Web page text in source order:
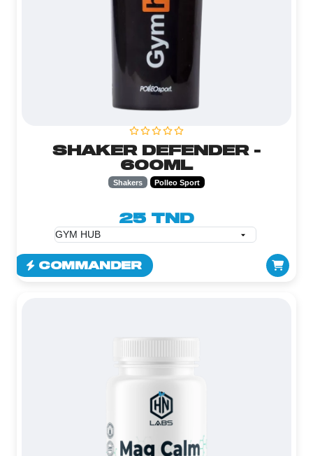
SHAKER DEFENDER -
600ML
Shakers Polleo Sport
25 TND
COMMANDER